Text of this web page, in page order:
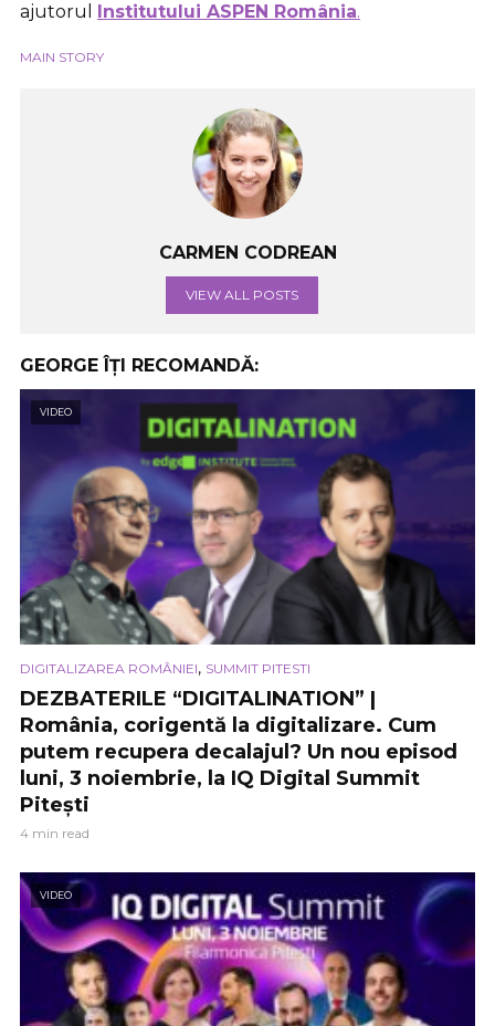
ajutorul
Institutului ASPEN România.
MAIN STORY
CARMEN CODREAN
VIEW ALL POSTS
GEORGE ÎȚI RECOMANDĂ:
VIDEO
DIGITALIZAREA ROMÂNIEI, SUMMIT PITESTI
DEZBATERILE “DIGITALINATION” |
România, corigentă la digitalizare. Cum
putem recupera decalajul? Un nou episod
luni, 3 noiembrie, la IQ Digital Summit
Pitești
4 min read
VIDEO